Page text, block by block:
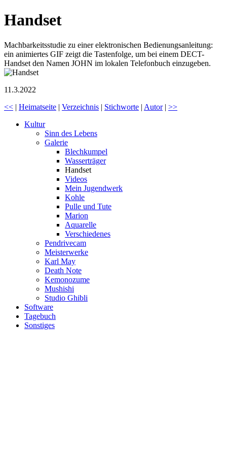
Handset
Machbarkeitsstudie zu einer elektronischen Bedienungsanleitung:
ein animiertes GIF zeigt die Tastenfolge, um bei einem DECT-
Handset den Namen JOHN im lokalen Telefonbuch einzugeben.
11.3.2022
<< | Heimatseite | Verzeichnis | Stichworte | Autor| >>
Kultur
Sinn des Lebens
Galerie
Blechkumpel
Wasserträger
Handset
Videos
Mein Jugendwerk
Kohle
Pulle und Tute
Marion
Aquarelle
Verschiedenes
Pendrivecam
Meisterwerke
Karl May
Death Note
Kemonozume
Mushishi
Studio Ghibli
Software
Tagebuch
Sonstiges